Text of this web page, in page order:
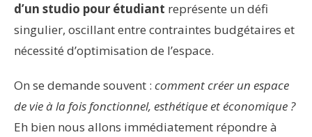
d’un studio pour étudiant représente un défi
singulier, oscillant entre contraintes budgétaires et
nécessité d’optimisation de l’espace.
On se demande souvent : comment créer un espace
de vie à la fois fonctionnel, esthétique et économique ?
Eh bien nous allons immédiatement répondre à